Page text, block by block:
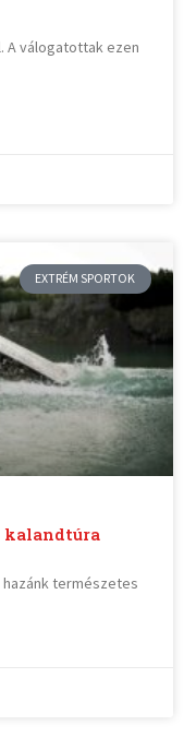
A válogatottak ezen
EXTRÉM SPORTOK
kalandtúra
természetes